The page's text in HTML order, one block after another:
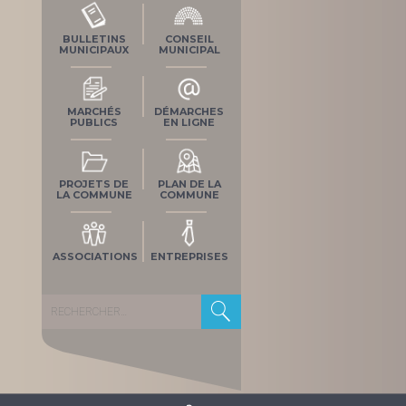
BULLETINS
MUNICIPAUX
CONSEIL
MUNICIPAL
MARCHÉS
PUBLICS
DÉMARCHES
EN LIGNE
PROJETS DE
LA COMMUNE
PLAN DE LA
COMMUNE
ASSOCIATIONS ENTREPRISES
Rechercher :